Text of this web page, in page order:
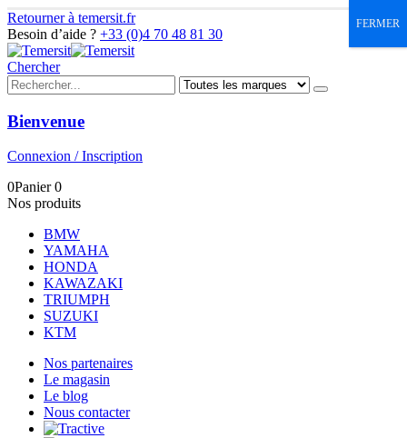
Retourner à temersit.fr
Besoin d’aide ? +33 (0)4 70 48 81 30
Chercher
Bienvenue
Connexion / Inscription
0Panier0
Nos produits
BMW
YAMAHA
HONDA
KAWAZAKI
TRIUMPH
SUZUKI
KTM
Nos partenaires
Le magasin
Le blog
Nous contacter
FERMER